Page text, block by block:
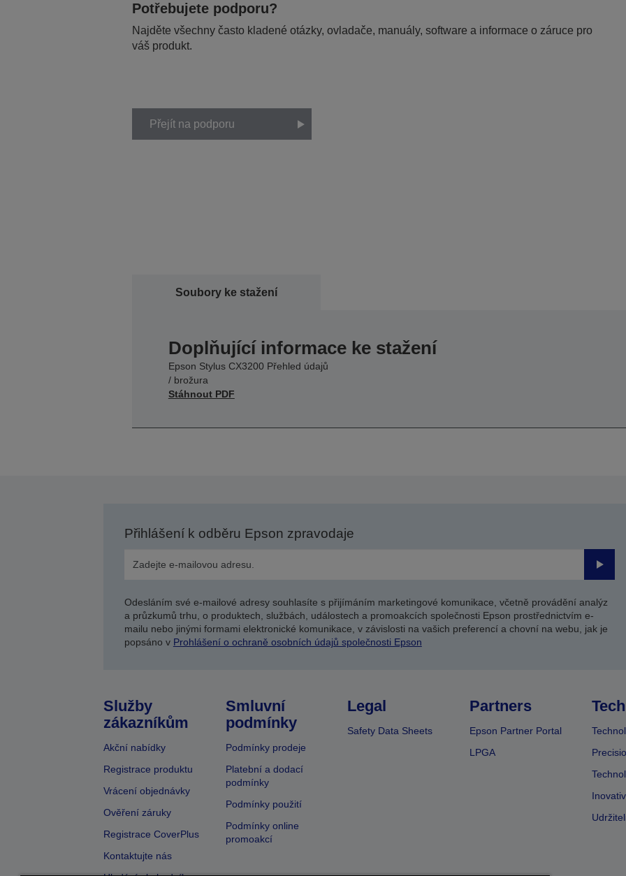
Potřebujete podporu?
Najděte všechny často kladené otázky, ovladače, manuály, software a informace o záruce pro
váš produkt.
Přejít na podporu
Soubory ke stažení
Doplňující informace ke stažení
Epson Stylus CX3200 Přehled údajů
/ brožura
Stáhnout PDF
Přihlášení k odběru Epson zpravodaje
Odeslat
Odesláním své e-mailové adresy souhlasíte s přijímáním marketingové komunikace, včetně provádění analýz
a průzkumů trhu, o produktech, službách, událostech a promoakcích společnosti Epson prostřednictvím e-
mailu nebo jinými formami elektronické komunikace, v závislosti na vašich preferencí a chovní na webu, jak je
popsáno v Prohlášení o ochraně osobních údajů společnosti Epson
Služby
zákazníkům
Akční nabídky
Registrace produktu
Vrácení objednávky
Ověření záruky
Registrace CoverPlus
Kontaktujte nás
Smluvní
podmínky
Podmínky prodeje
Platební a dodací
podmínky
Podmínky použití
Podmínky online
promoakcí
Legal
Safety Data Sheets
Partners
Epson Partner Portal
LPGA